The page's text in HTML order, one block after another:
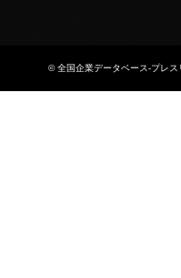
©全国企業データベース-プレス